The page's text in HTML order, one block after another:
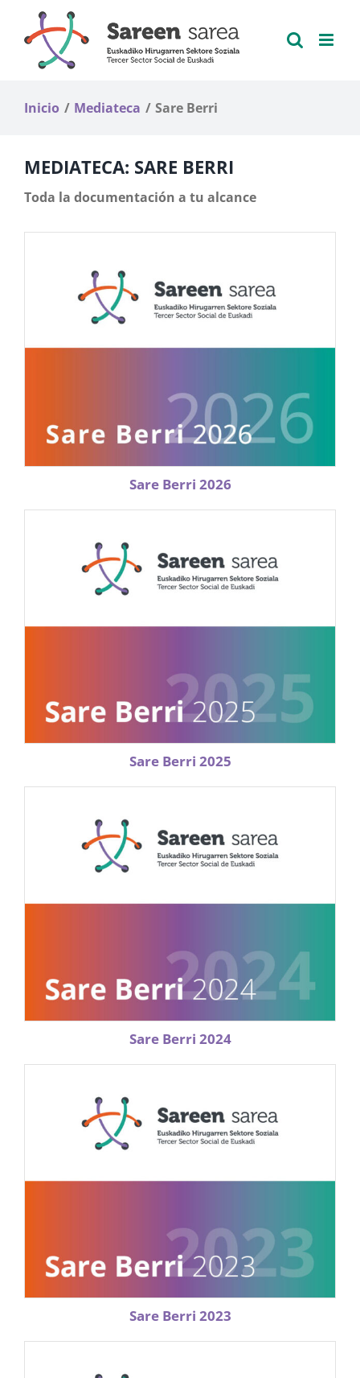
contenido
Inicio Mediateca Sare Berri
MEDIATECA: SARE BERRI
Toda la documentación a tu alcance
Sare Berri 2026
Sare Berri 2025
Sare Berri 2024
Sare Berri 2023